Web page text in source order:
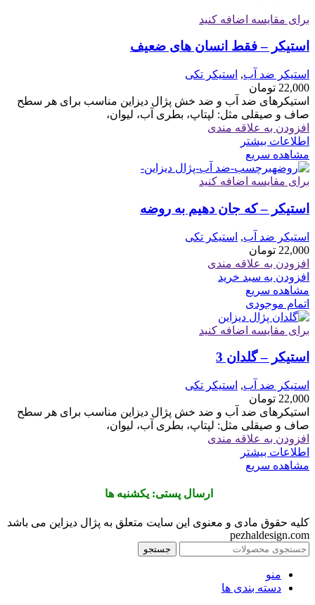
برای مقایسه اضافه کنید
استیکر – فقط انسان های ضعیف
استیکر ضد آب, استیکر تکی
22,000 تومان
استیکرهای ضد آب و ضد خش پژال دیزاین مناسب برای هر سطح
صاف و صیقلی مثل: لپتاپ، بطری آب، لیوان،
افزودن به علاقه مندی
اطلاعات بیشتر
مشاهده سریع
برای مقایسه اضافه کنید
استیکر – که جان دهیم به روضه
استیکر ضد آب, استیکر تکی
22,000 تومان
افزودن به علاقه مندی
افزودن به سبد خرید
مشاهده سریع
اتمام موجودی
برای مقایسه اضافه کنید
استیکر – گلدان 3
استیکر ضد آب, استیکر تکی
22,000 تومان
استیکرهای ضد آب و ضد خش پژال دیزاین مناسب برای هر سطح
صاف و صیقلی مثل: لپتاپ، بطری آب، لیوان،
افزودن به علاقه مندی
اطلاعات بیشتر
مشاهده سریع
ارسال پستی: یکشنبه ها
کلیه حقوق مادی و معنوی این سایت متعلق به پژال دیزاین می باشد
pezhaldesign.com
جستجو
منو
دسته بندی ها